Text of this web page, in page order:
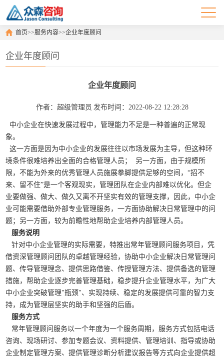
首页>>服务内容>>企业年度顾问
企业年度顾问
企业年度顾问
作者：超级管理员 发布时间：2022-08-22 12:28:28
中小企业在快速发展过程中，管理能力不足是一种普遍的正常现
象。
这一方面是因为中小企业的发展往往以市场发展为主导，但这种环
境条件很难培养出全面的合格管理人员； 另一方面，由于规模所
限，不能为外来的优秀管理人员施展拳脚提供足够的空间，“招不
来、留不住”是一个客观现实，管理团队在企业内部难以优化。但企
业要做强、做大、做久又离不开坚实有效的管理支撑，因此，中小企
业可能需要借助外部专业管理服务，一方面协助解决日常管理中的问
题；另一方面，较为前瞻性地帮助企业培养内部管理人员。
服务说明
针对中小企业管理的实际需要，特推出常年管理顾问服务项目，凭
借资深管理顾问团队的卓越管理经验，协助中小企业解决日常管理问
题、传导管理理念、提供思路借鉴、传授管理方法、提供备选的管理
措施，帮助企业逐步完善管理基础，稳步提升企业管理水平，为广大
中小企业突破管理"瓶颈"、实现持续、稳定的发展提供可靠的智力支
持，成为管理层坚实的助手和坚强的后盾。
服务方式
常年管理顾问服务以一个年度为一个服务周期，服务方式包括电话
咨询、现场研讨、参加专题会议、资料提供、管理培训、指导或协助
企业制定管理方案、提供管理诊断分析建议报告等方式向企业提供超